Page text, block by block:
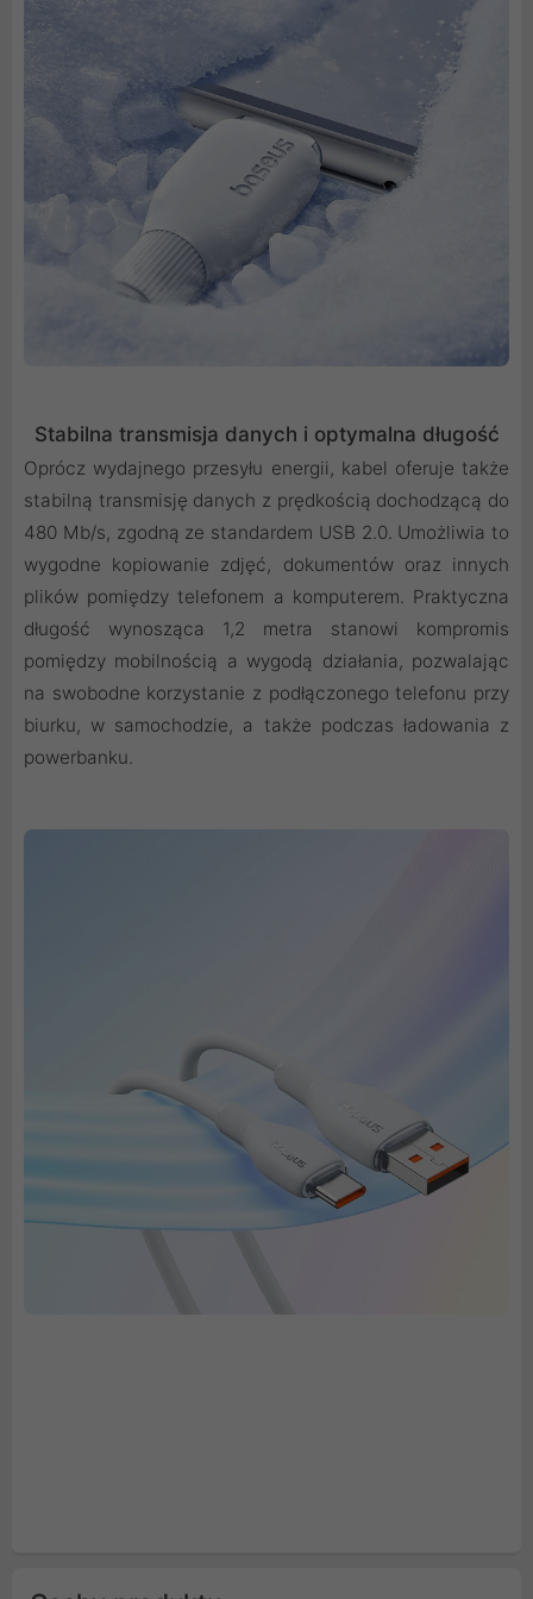
Stabilna transmisja danych i optymalna długość
Oprócz wydajnego przesyłu energii, kabel oferuje także
stabilną transmisję danych z prędkością dochodzącą do
480 Mb/s, zgodną ze standardem USB 2.0. Umożliwia to
wygodne kopiowanie zdjęć, dokumentów oraz innych
plików pomiędzy telefonem a komputerem. Praktyczna
długość wynosząca 1,2 metra stanowi kompromis
pomiędzy mobilnością a wygodą działania, pozwalając
na swobodne korzystanie z podłączonego telefonu przy
biurku, w samochodzie, a także podczas ładowania z
powerbanku.